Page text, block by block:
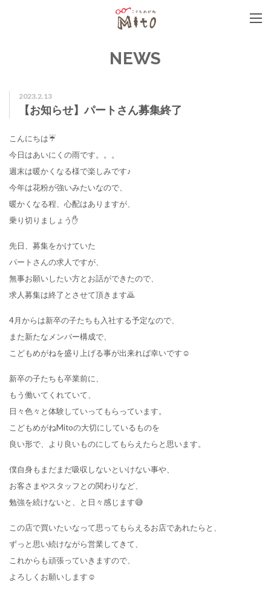
NEWS
2023.2.13
【お知らせ】パートさん募集終了
こんにちは☔
今日はあいにくの雨です。。。
週末は暖かくなる様で楽しみです♪
今年は花粉が強いみたいなので、
暖かくなる程、心配はありますが、
乗り切りましょう✋
先日、募集をかけていた
パートさんの求人ですが、
無事お願いしたい方とお話ができたので、
求人募集は終了とさせて頂きます🙇
4月からは新卒の子たちも入社する予定なので、
また新たなメンバー構成で、
こどもめがねを盛り上げる事が出来れば幸いです☺
新卒の子たちも卒業前に、
もう働いてくれていて、
日々色々と体験していってもらっています。
こどもめがねMitoの大切にしているものを
良い形で、より良いものにしてもらえたらと思います。
僕自身もまだまだ吸収しないといけない事や、
お客さまやスタッフとの関わりなど、
勉強を続けないと、と日々感じます😅
この店で買いたいなって思ってもらえるお店であれたらと、
ずっと思い続けながら営業してきて、
これからも頑張っていきますので、
よろしくお願いします☺